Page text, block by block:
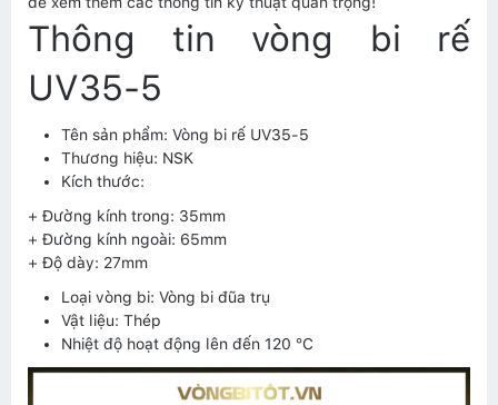
Thông tin vòng bi rế
UV35-5
Tên sản phẩm: Vòng bi rế UV35-5
Thương hiệu: NSK
Kích thước:
+ Đường kính trong: 35mm
+ Đường kính ngoài: 65mm
+ Độ dày: 27mm
Loại vòng bi: Vòng bi đũa trụ
Vật liệu: Thép
Nhiệt độ hoạt động lên đến 120 °C